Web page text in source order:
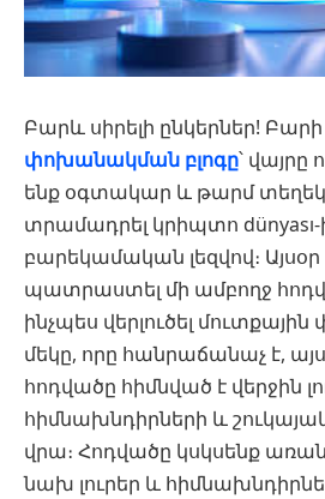
Բարև սիրելի ընկերներ!
փոխանակման բլոգը՝ վայրը
ենք օգտակար և թարմ
տրամադրել կրիպտո
բարեկամական լեզվով։ Այսօր
պատրաստել մի ամբողջ
ինչպես վերլուծել
մեկը, որը հանրաճանաչ է,
հոդվածը հիմնված է վերջին
հիմնախնդիրների և
վրա։ Հոդվածը կսկսենք
նախ լուրեր և